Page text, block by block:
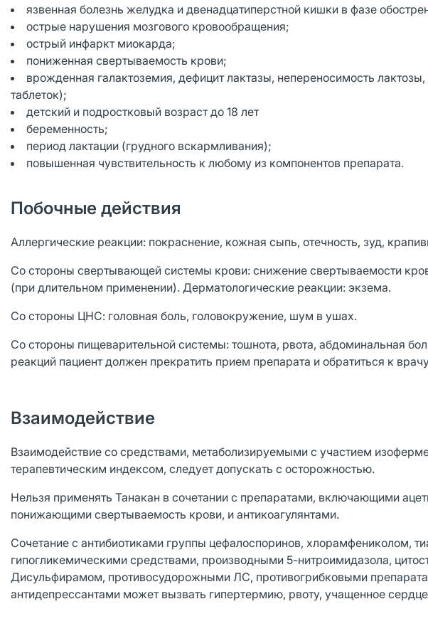
язвенная болезнь желудка и двенадцатиперстной кишки в фазе
острые нарушения мозгового кровообращения;
острый инфаркт миокарда;
пониженная свертываемость крови;
врожденная галактоземия, дефицит лактазы, непереносимость
таблеток);
детский и подростковый возраст до 18 лет
беременность;
период лактации (грудного вскармливания);
повышенная чувствительность к любому из компонентов препарата.
Побочные действия
Аллергические реакции: покраснение, кожная сыпь, отечность, зуд,
Со стороны свертывающей системы крови: снижение свертываемости
(при длительном применении). Дерматологические реакции: экзема.
Со стороны ЦНС: головная боль, головокружение, шум в ушах.
Со стороны пищеварительной системы: тошнота, рвота, абдоминальная
реакций пациент должен прекратить прием препарата и обратиться к
Взаимодействие
Взаимодействие со средствами, метаболизируемыми с участием
терапевтическим индексом, следует допускать с осторожностью.
Нельзя применять Танакан в сочетании с препаратами, включающими
понижающими свертываемость крови, и антикоагулянтами.
Сочетание с антибиотиками группы цефалоспоринов, хлорамфениколом,
гипогликемическими средствами, производными 5-нитроимидазола,
Дисульфирамом, противосудорожными ЛС, противогрибковыми
антидепрессантами может вызвать гипертермию, рвоту, учащенное